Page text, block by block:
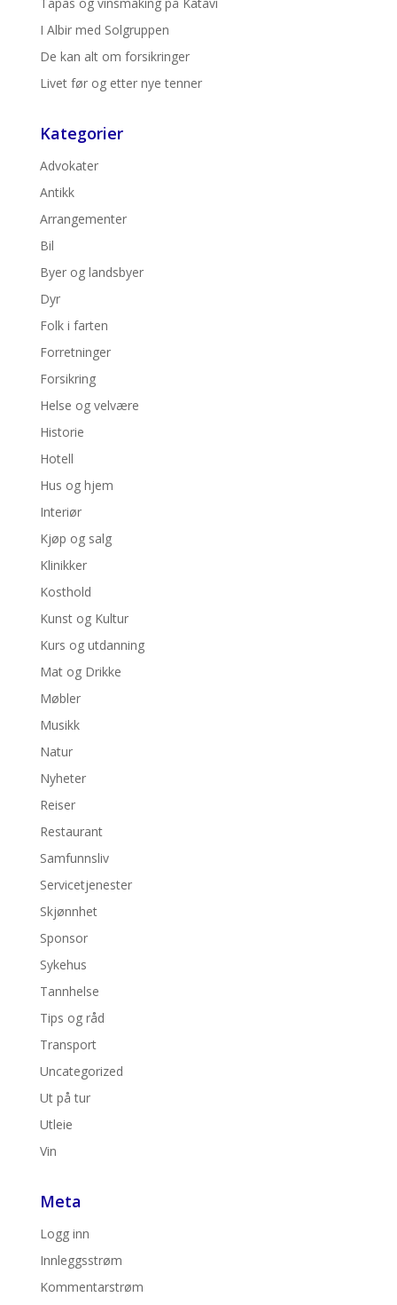
I Albir med Solgruppen
De kan alt om forsikringer
Livet før og etter nye tenner
Kategorier
Advokater
Antikk
Arrangementer
Bil
Byer og landsbyer
Dyr
Folk i farten
Forretninger
Forsikring
Helse og velvære
Historie
Hotell
Hus og hjem
Interiør
Kjøp og salg
Klinikker
Kosthold
Kunst og Kultur
Kurs og utdanning
Mat og Drikke
Møbler
Musikk
Natur
Nyheter
Reiser
Restaurant
Samfunnsliv
Servicetjenester
Skjønnhet
Sponsor
Sykehus
Tannhelse
Tips og råd
Transport
Uncategorized
Ut på tur
Utleie
Vin
Meta
Logg inn
Innleggsstrøm
Kommentarstrøm